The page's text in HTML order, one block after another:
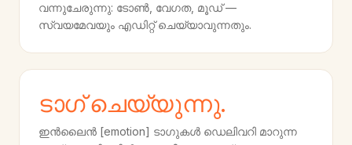
വന്നുചേരുന്നു: ടോൺ, വേഗത, മൂഡ് —
സ്വയമേവയും എഡിറ്റ് ചെയ്യാവുന്നതും.
ടാഗ് ചെയ്യുന്നു.
ഇൻലൈൻ [emotion] ടാഗുകൾ ഡെലിവറി മാറുന്ന